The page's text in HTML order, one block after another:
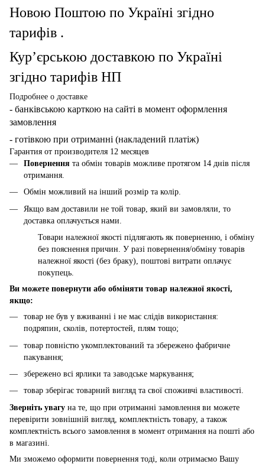
Новою Поштою по Україні згідно
тарифів .
Кур’єрською доставкою по Україні
згідно тарифів НП
Подробнее о доставке
- банківською карткою на сайті в момент оформлення
замовлення
- готівкою при отриманні (накладений платіж)
Гарантия от производителя 12 месяцев
Повернення та обмін товарів можливе протягом 14 днів після
отримання.
Обмін можливий на інший розмір та колір.
Якщо вам доставили не той товар, який ви замовляли, то
доставка оплачується нами.
Товари належної якості підлягають як поверненню, і обміну
без пояснення причин. У разі повернення/обміну товарів
належної якості (без браку), поштові витрати оплачує
покупець.
Ви можете повернути або обміняти товар належної якості,
якщо:
товар не був у вживанні і не має слідів використання:
подряпин, сколів, потертостей, плям тощо;
товар повністю укомплектований та збережено фабричне
пакування;
збережено всі ярлики та заводське маркування;
товар зберігає товарний вигляд та свої споживчі властивості.
Зверніть увагу на те, що при отриманні замовлення ви можете
перевірити зовнішній вигляд, комплектність товару, а також
комплектність всього замовлення в момент отримання на пошті або
в магазині.
Ми зможемо оформити повернення тоді, коли отримаємо Вашу